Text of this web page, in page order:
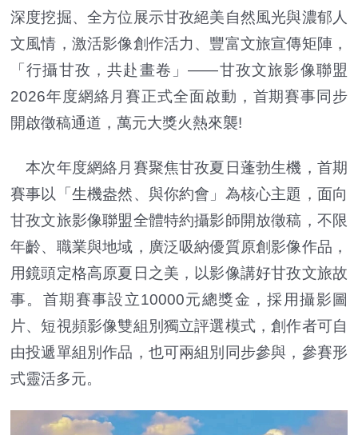
深度挖掘、全方位展示甘孜絕美自然風光與濃郁人
文風情，激活影像創作活力、豐富文旅宣傳矩陣，
「行攝甘孜，共赴畫卷」——甘孜文旅影像聯盟
2026年度網絡月賽正式全面啟動，首期賽事同步
開啟徵稿通道，萬元大獎火熱來襲!
本次年度網絡月賽聚焦甘孜夏日蓬勃生機，首期
賽事以「生機盎然、與你約會」為核心主題，面向
甘孜文旅影像聯盟全體特約攝影師開放徵稿，不限
年齡、職業與地域，廣泛吸納優質原創影像作品，
用鏡頭定格高原夏日之美，以影像講好甘孜文旅故
事。首期賽事設立10000元總獎金，採用攝影圖
片、短視頻影像雙組別獨立評選模式，創作者可自
由投遞單組別作品，也可兩組別同步參與，參賽形
式靈活多元。